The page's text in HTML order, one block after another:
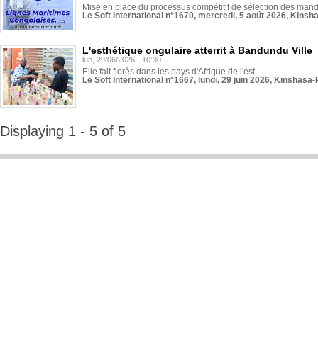
Mise en place du processus compétitif de sélection des
Le Soft International n°1670, mercredi, 5 août 2026,
L'esthétique ongulaire atterrit à Bandundu Ville
lun, 29/06/2026 - 10:30
Elle fait florès dans les pays d'Afrique de l'est...
Le Soft International n°1667, lundi, 29 juin 2026,
Displaying 1 - 5 of 5